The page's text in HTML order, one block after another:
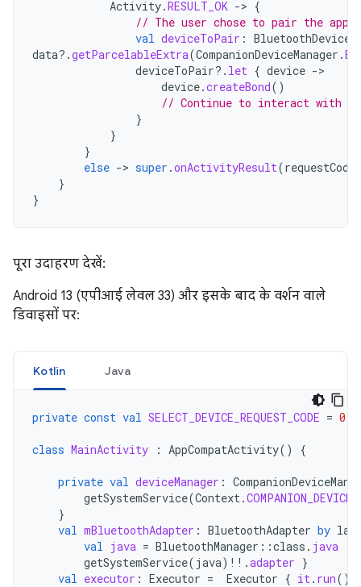
Activity.RESULT_OK -> {
// The user chose to pair the app
val deviceToPair :
data?.getParcelableExtra(CompanionDeviceManager .
deviceToPair?. let { device -
device.createBond()
// Continue to interact with
}
}
}
else -> super .onActivityResult(requestCode
}
}
पूरा उदाहरण देखें:
Android 13 (एपीआई लेवल 33) और इसके बाद के वर्शन वाले
डिवाइसों पर:
Kotlin Java
private const val SELECT_DEVICE_REQUEST_CODE = 0
class MainActivity : AppCompatActivity() {
private val deviceManager :
getSystemService(Context .
}
val mBluetoothAdapter : BluetoothAdapter by
val
java = BluetoothManager ::class . java
getSystemService( java) !! .adapter }
val executor : Executor = Executor { it . run()